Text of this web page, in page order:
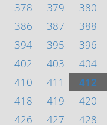
378 379
380
386 387
388
394 395
396
402 403
404
410 411
412
418 419
420
426 427 428